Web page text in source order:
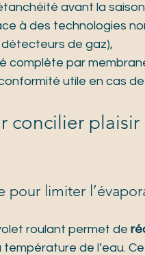
avant la
à des technologies
de gaz),
complète par
utile en cas
concilier
pour limiter
roulant permet de
de l’eau.